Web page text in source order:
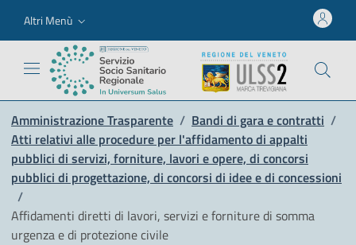
Altri Menù
Amministrazione Trasparente / Bandi di gara e contratti /
Atti relativi alle procedure per l'affidamento di appalti
pubblici di servizi, forniture, lavori e opere, di concorsi
pubblici di progettazione, di concorsi di idee e di concessioni
/
Affidamenti diretti di lavori, servizi e forniture di somma
urgenza e di protezione civile